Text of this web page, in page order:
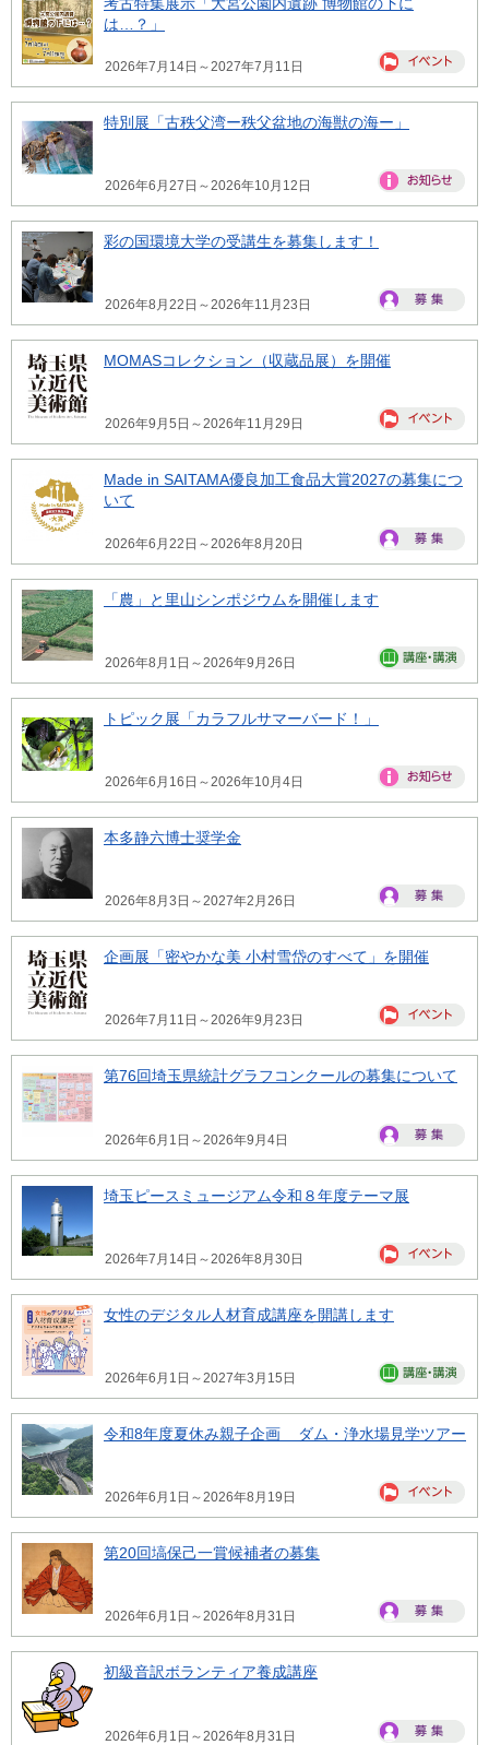
は…？」
2026年7月14日～2027年7月11日
特別展「古秩父湾ー秩父盆地の海獣の海ー」
2026年6月27日～2026年10月12日
彩の国環境大学の受講生を募集します！
2026年8月22日～2026年11月23日
MOMASコレクション（収蔵品展）を開催
2026年9月5日～2026年11月29日
Made in SAITAMA優良加工食品大賞2027の募集につ
いて
2026年6月22日～2026年8月20日
「農」と里山シンポジウムを開催します
2026年8月1日～2026年9月26日
トピック展「カラフルサマーバード！」
2026年6月16日～2026年10月4日
本多静六博士奨学金
2026年8月3日～2027年2月26日
企画展「密やかな美 小村雪岱のすべて」を開催
2026年7月11日～2026年9月23日
第76回埼玉県統計グラフコンクールの募集について
2026年6月1日～2026年9月4日
埼玉ピースミュージアム令和８年度テーマ展
2026年7月14日～2026年8月30日
女性のデジタル人材育成講座を開講します
2026年6月1日～2027年3月15日
令和8年度夏休み親子企画 ダム・浄水場見学ツアー
2026年6月1日～2026年8月19日
第20回塙保己一賞候補者の募集
2026年6月1日～2026年8月31日
初級音訳ボランティア養成講座
2026年6月1日～2026年8月31日